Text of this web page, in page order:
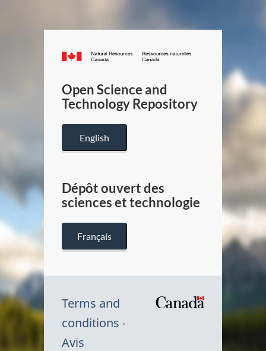
Canada.ca
/
Canada
Open Science and
Technology Repository
English
Dépôt ouvert des
sciences et technologie
Français
Terms and
conditions
Avis
Symbole